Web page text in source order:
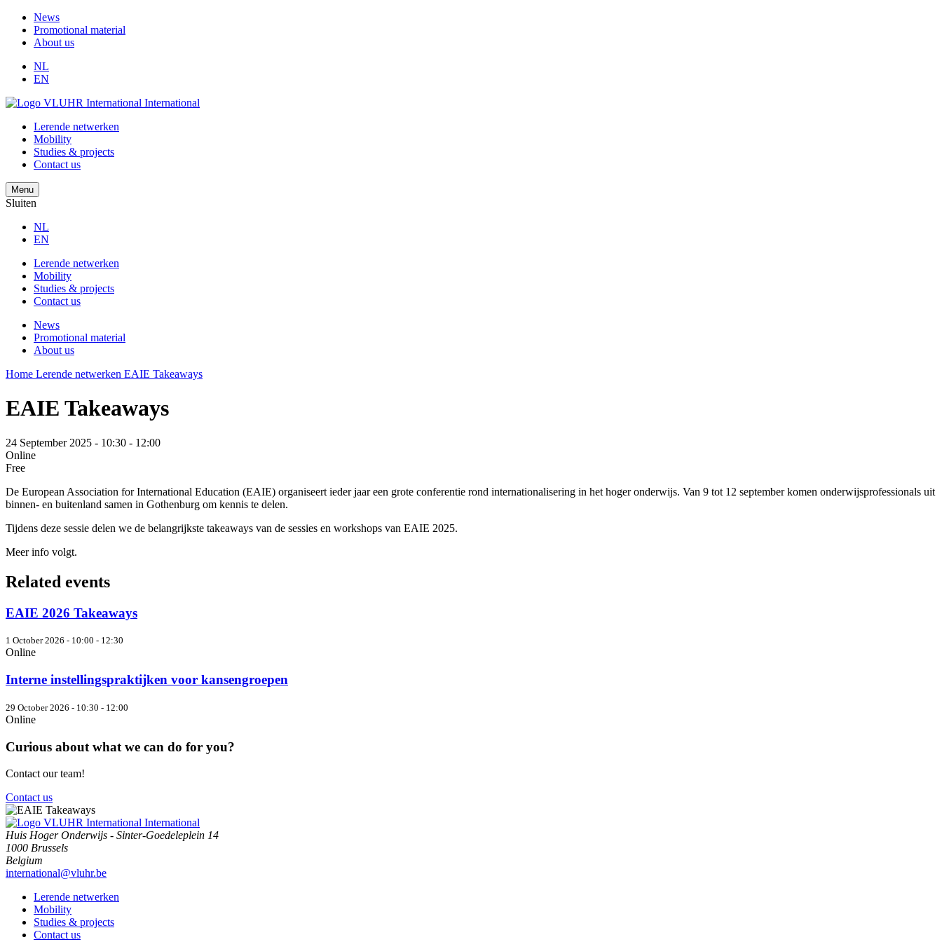
News
Promotional material
About us
NL
EN
International
Lerende netwerken
Mobility
Studies & projects
Contact us
Menu
Sluiten
NL
EN
Lerende netwerken
Mobility
Studies & projects
Contact us
News
Promotional material
About us
Home Lerende netwerken EAIE Takeaways
EAIE Takeaways
24 September 2025 - 10:30 - 12:00
Online
Free
De European Association for International Education (EAIE) organiseert ieder jaar een grote conferentie rond internationalisering in het hoger onderwijs. Van 9 tot 12 september komen onderwijsprofessionals uit
binnen- en buitenland samen in Gothenburg om kennis te delen.
Tijdens deze sessie delen we de belangrijkste takeaways van de sessies en workshops van EAIE 2025.
Meer info volgt.
Related events
EAIE 2026 Takeaways
1 October 2026 - 10:00 - 12:30
Online
Interne instellingspraktijken voor kansengroepen
29 October 2026 - 10:30 - 12:00
Online
Curious about what we can do for you?
Contact our team!
Contact us
International
Huis Hoger Onderwijs - Sinter-Goedeleplein 14
1000 Brussels
Belgium
international@vluhr.be
Lerende netwerken
Mobility
Studies & projects
Contact us